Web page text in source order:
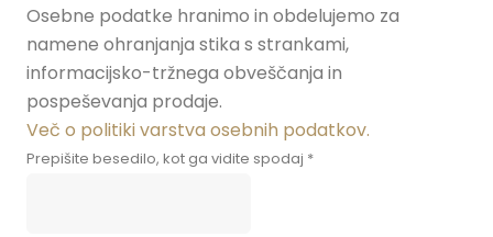
Osebne podatke hranimo in obdelujemo za
namene ohranjanja stika s strankami,
informacijsko-tržnega obveščanja in
pospeševanja prodaje.
Več o politiki varstva osebnih podatkov.
Prepišite besedilo, kot ga vidite spodaj *